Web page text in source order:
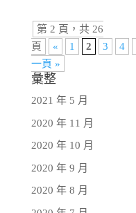
第 2 頁，共 26
頁
« 1 2 3 4
一頁 »
彙整
2021 年 5 月
2020 年 11 月
2020 年 10 月
2020 年 9 月
2020 年 8 月